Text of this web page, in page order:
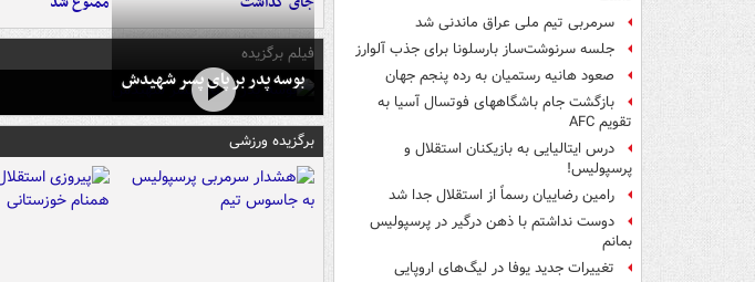
سرمربی تیم ملی عراق ماندنی شد
جلسه سرنوشت‌ساز بارسلونا برای جذب آلوارز
صعود هانیه رستمیان به رده پنجم جهان
بازگشت جام باشگاههای فوتسال آسیا به
تقویم AFC
درس ایتالیایی‌ به بازیکنان استقلال و
پرسپولیس!
رامین رضاییان رسماً از استقلال جدا شد
دوست نداشتم با ذهن درگیر در پرسپولیس
بمانم
تغییرات جدید یوفا در لیگ‌های اروپایی
فیلم برگزیده
بوسه‌ پدر بر پای پسر شهیدش
برگزیده ورزشی